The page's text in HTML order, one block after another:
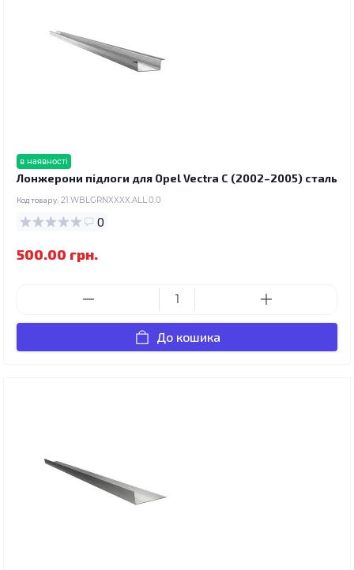
в наявності
Лонжерони підлоги для Opel Vectra C (2002–2005) сталь
Код товару: 21.WBLGRNXXXX.ALL.0.0
0
500.00 грн.
До кошика